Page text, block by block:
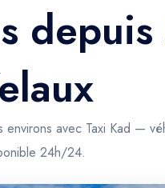
avec Taxi Kad —
24h/24.